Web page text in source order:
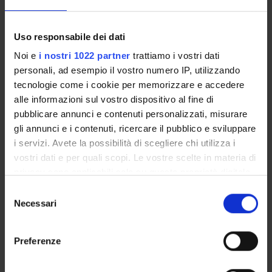
Uso responsabile dei dati
Noi e i nostri 1022 partner trattiamo i vostri dati
personali, ad esempio il vostro numero IP, utilizzando
tecnologie come i cookie per memorizzare e accedere
alle informazioni sul vostro dispositivo al fine di
pubblicare annunci e contenuti personalizzati, misurare
gli annunci e i contenuti, ricercare il pubblico e sviluppare
i servizi. Avete la possibilità di scegliere chi utilizza i
vostri dati e per quali scopi. Le vostre scelte in materia di
modificare o revocare il proprio consenso in qualsiasi
momento dalla Dichiarazione sui cookie o facendo clic
delNecessari
Preferenze
Crescere e formarsi al tempo del fascismo. Le letture del
Rimbaud, Lorca, Éluard: tre “fari” del giovane Zanzotto
Andrea Zanzotto, Traduzioni trapianti imitazioni, a cura di
Per il «Quaderno di traduzioni» di Andrea Zanzotto
ATTIVITÀ